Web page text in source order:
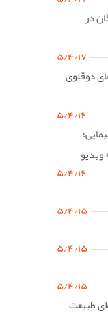
در
۵/۴/۱۷
دوقلوی
۵/۴/۱۶
۵/۴/۱۶
۵/۴/۱۵
۵/۴/۱۵
۵/۴/۱۵
طبیعت